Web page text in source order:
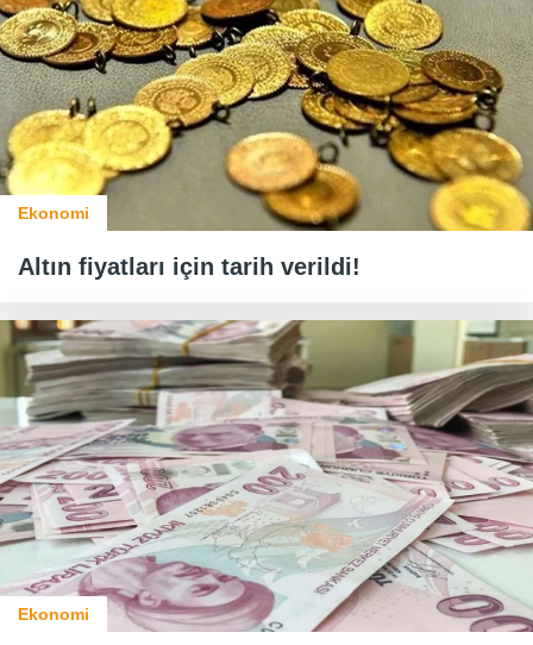
Ekonomi
Altın fiyatları için tarih verildi!
Ekonomi